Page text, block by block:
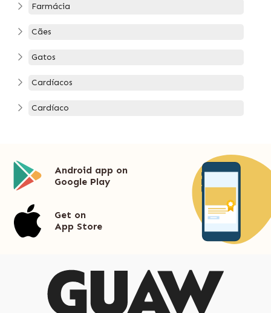
Farmácia
Cães
Gatos
Cardíacos
Cardíaco
Android app on
Google Play
Get on
App Store